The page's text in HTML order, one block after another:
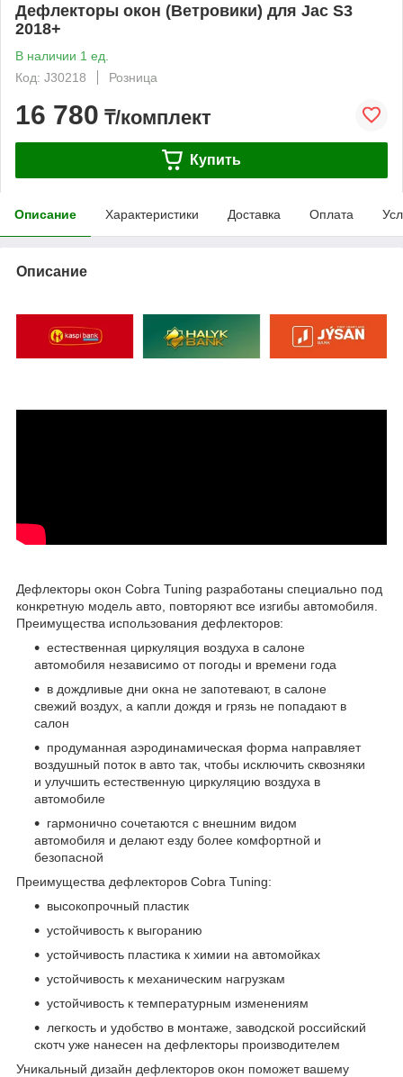
Дефлекторы окон (Ветровики) для Jac S3
2018+
В наличии 1 ед.
Код: J30218
Розница
16 780 ₸/комплект
Купить
Описание Характеристики Доставка Оплата
Описание
Дефлекторы окон Cobra Tuning разработаны специально под
конкретную модель авто, повторяют все изгибы автомобиля.
Преимущества использования дефлекторов:
естественная циркуляция воздуха в салоне
автомобиля независимо от погоды и времени года
в дождливые дни окна не запотевают, в салоне
свежий воздух, а капли дождя и грязь не попадают в
салон
продуманная аэродинамическая форма направляет
воздушный поток в авто так, чтобы исключить сквозняки
и улучшить естественную циркуляцию воздуха в
автомобиле
гармонично сочетаются с внешним видом
автомобиля и делают езду более комфортной и
безопасной
Преимущества дефлекторов Cobra Tuning:
высокопрочный пластик
устойчивость к выгоранию
устойчивость пластика к химии на автомойках
устойчивость к механическим нагрузкам
устойчивость к температурным изменениям
легкость и удобство в монтаже, заводской российский
скотч уже нанесен на дефлекторы производителем
Уникальный дизайн дефлекторов окон поможет вашему